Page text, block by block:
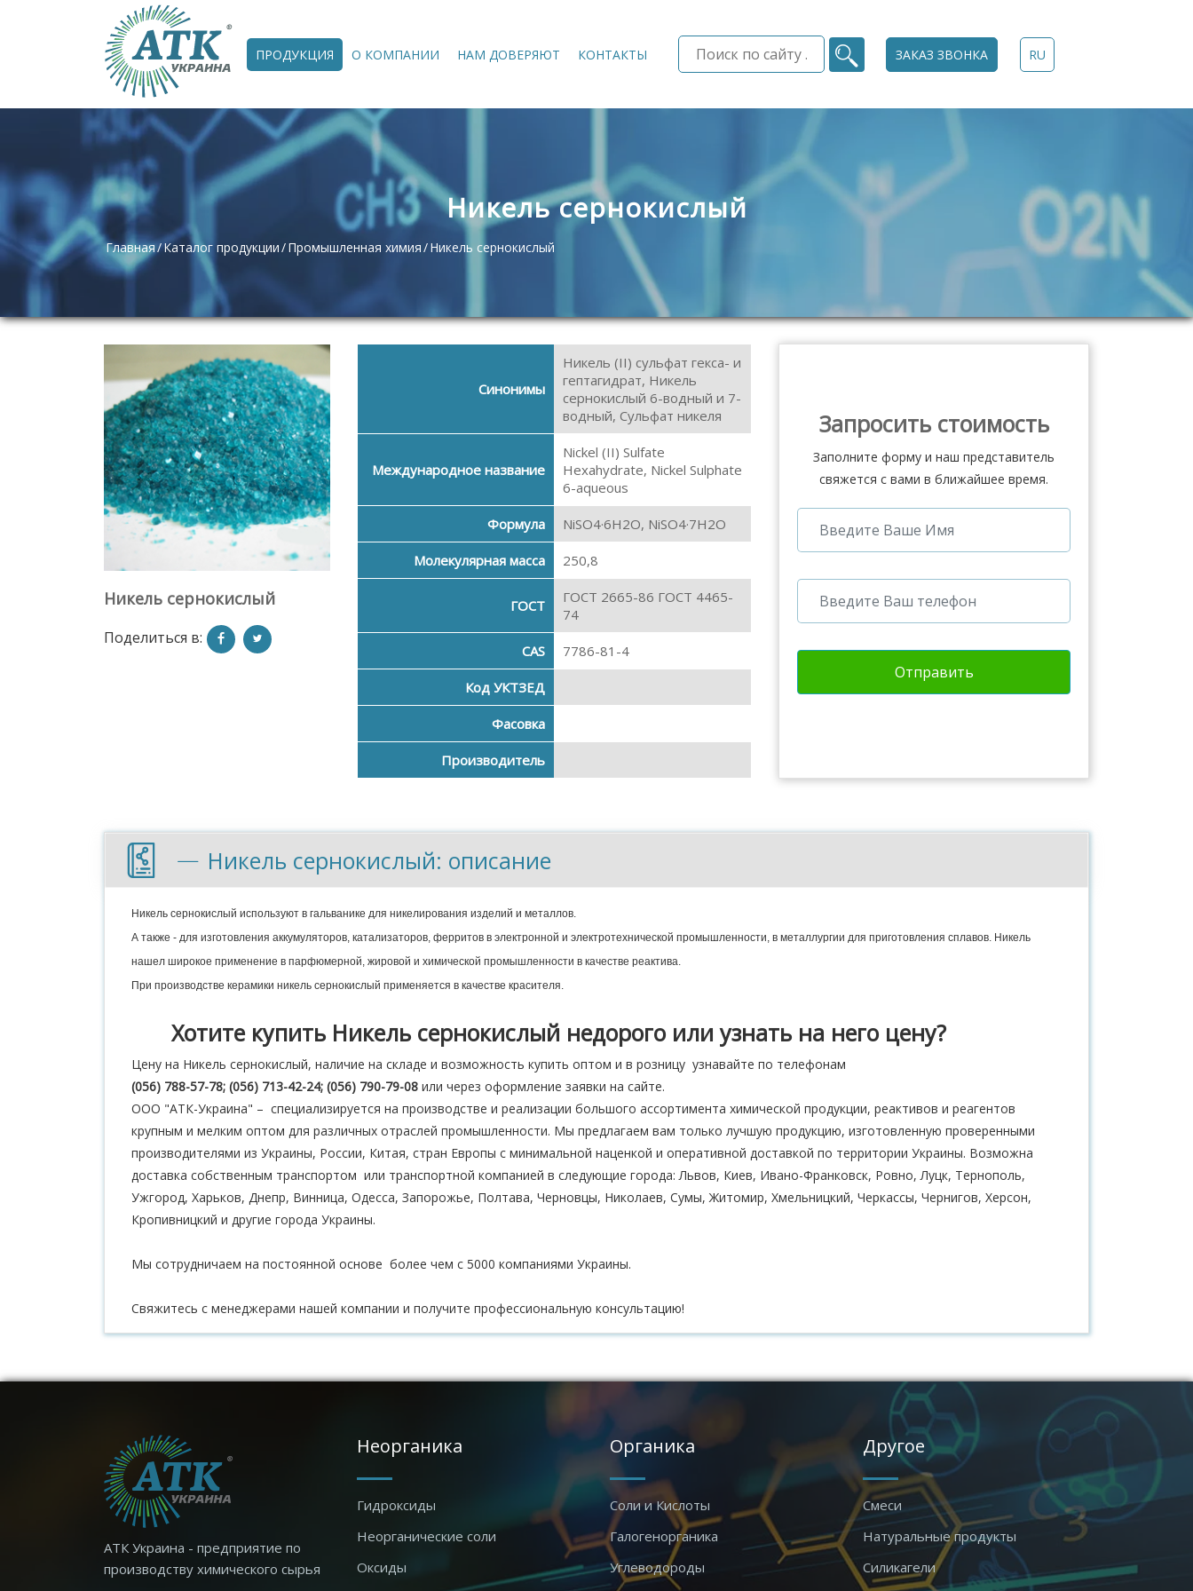
ПРОДУКЦИЯ О КОМПАНИИ НАМ ДОВЕРЯЮТ КОНТАКТЫ ЗАКАЗ ЗВОНКА RU
Никель сернокислый
Главная Каталог продукции Промышленная химия Никель сернокислый
Никель сернокислый
Поделиться в:
Синонимы
Никель (II) сульфат гекса- и
гептагидрат, Никель
сернокислый 6-водный и 7-
водный, Сульфат никеля
Международное название
Nickel (II) Sulfate
Hexahydrate, Nickel Sulphate
6-aqueous
Формула NiSO4·6H2O, NiSO4·7H2O
Молекулярная масса 250,8
ГОСТ
ГОСТ 2665-86 ГОСТ 4465-
74
CAS 7786-81-4
Код УКТЗЕД
Фасовка
Производитель
Запросить стоимость
Заполните форму и наш представитель
свяжется с вами в ближайшее время.
Отправить
Никель сернокислый: описание
Никель сернокислый используют в гальванике для никелирования изделий и металлов.
А также - для изготовления аккумуляторов, катализаторов, ферритов в электронной и электротехнической промышленности, в металлургии для приготовления сплавов. Никель
нашел широкое применение в парфюмерной, жировой и химической промышленности в качестве реактива.
При производстве керамики никель сернокислый применяется в качестве красителя.
Хотите купить Никель сернокислый недорого или узнать на него цену?
Цену на Никель сернокислый, наличие на складе и возможность купить оптом и в розницу узнавайте по телефонам
(056) 788-57-78; (056) 713-42-24; (056) 790-79-08 или через оформление заявки на сайте.
ООО "АТК-Украина" – специализируется на производстве и реализации большого ассортимента химической продукции, реактивов и реагентов
крупным и мелким оптом для различных отраслей промышленности. Мы предлагаем вам только лучшую продукцию, изготовленную проверенными
производителями из Украины, России, Китая, стран Европы с минимальной наценкой и оперативной доставкой по территории Украины. Возможна
доставка собственным транспортом или транспортной компанией в следующие города: Львов, Киев, Ивано-Франковск, Ровно, Луцк, Тернополь,
Ужгород, Харьков, Днепр, Винница, Одесса, Запорожье, Полтава, Черновцы, Николаев, Сумы, Житомир, Хмельницкий, Черкассы, Чернигов, Херсон,
Кропивницкий и другие города Украины.
Мы сотрудничаем на постоянной основе более чем с 5000 компаниями Украины.
Свяжитесь с менеджерами нашей компании и получите профессиональную консультацию!
АТК Украина - предприятие по
производству химического сырья
Неорганика
Гидроксиды
Неорганические соли
Оксиды
Органика
Соли и Кислоты
Галогенорганика
Углеводороды
Другое
Смеси
Натуральные продукты
Силикагели